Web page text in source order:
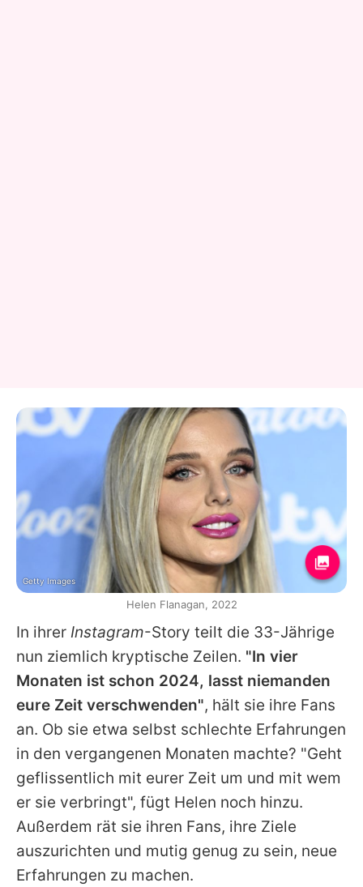
In ihrer Instagram-Story teilt die 33-Jährige
nun ziemlich kryptische Zeilen. "In vier
Monaten ist schon 2024, lasst niemanden
eure Zeit verschwenden", hält sie ihre Fans
an. Ob sie etwa selbst schlechte Erfahrungen
in den vergangenen Monaten machte? "Geht
geflissentlich mit eurer Zeit um und mit wem
er sie verbringt", fügt Helen noch hinzu.
Außerdem rät sie ihren Fans, ihre Ziele
auszurichten und mutig genug zu sein, neue
Erfahrungen zu machen.
Getty Images
Helen Flanagan, 2022